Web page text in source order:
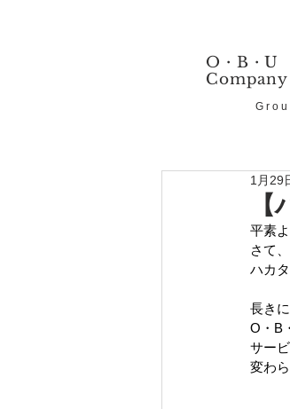
O・B・U
Company
1月29
平素
さて
ハカ
長き
O・B
サー
変わ